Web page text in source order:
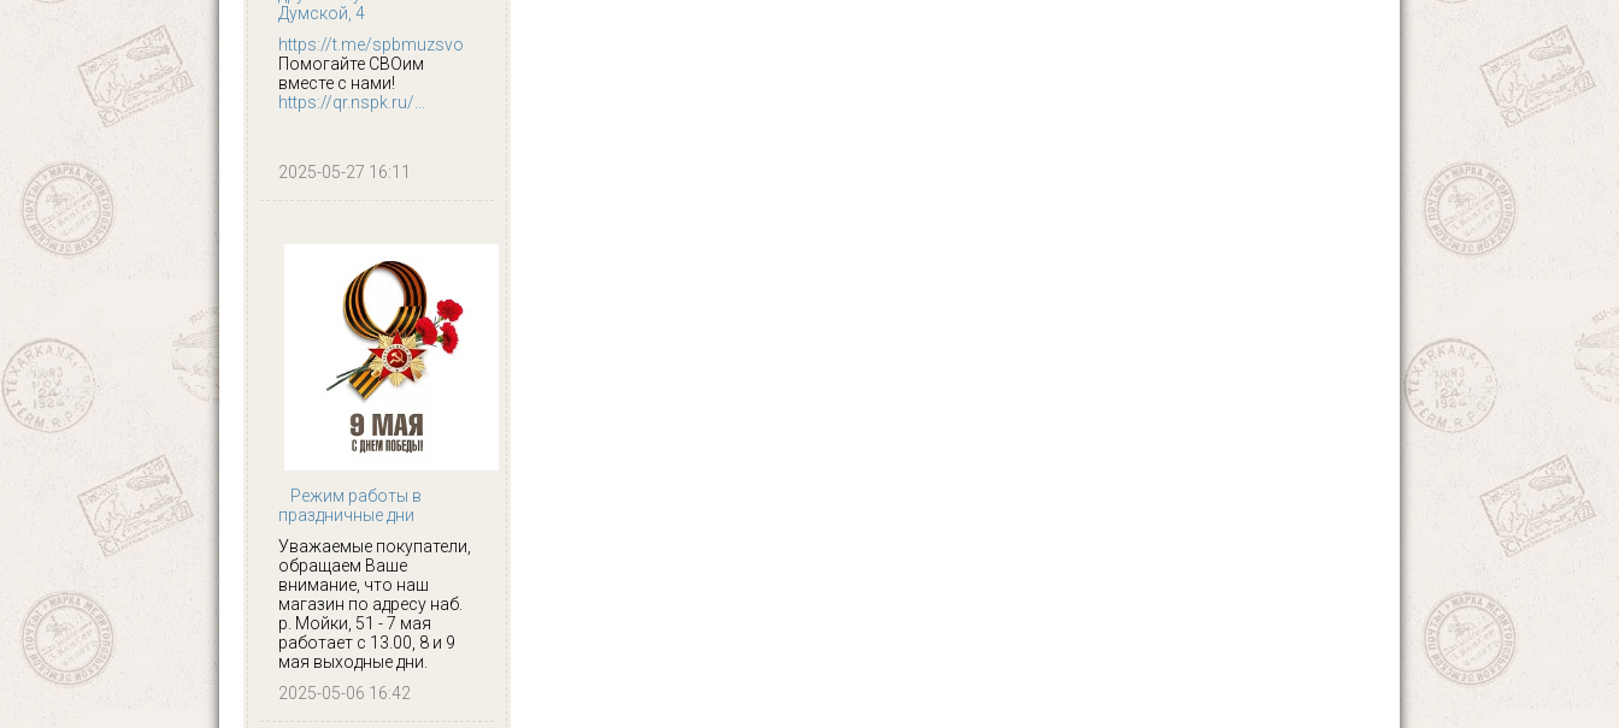
Думской, 4
https://t.me/spbmuzsvo
Помогайте СВОим
вместе с нами!
https://qr.nspk.ru/...
2025-05-27 16:11
Режим работы в
праздничные дни
Уважаемые покупатели,
обращаем Ваше
внимание, что наш
магазин по адресу наб.
р. Мойки, 51 - 7 мая
работает с 13.00, 8 и 9
мая выходные дни.
2025-05-06 16:42